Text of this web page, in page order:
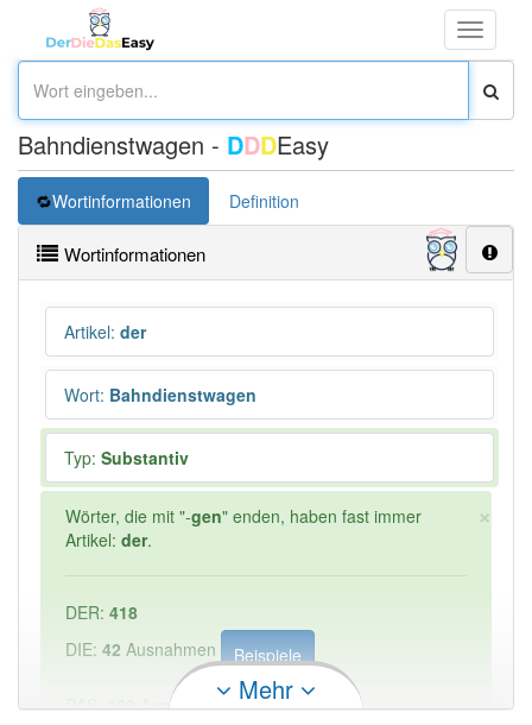
Toggle
Bahndienstwagen - DDDEasy
Wortinformationen Definition
Wortinformationen
Artikel: der
Wort: Bahndienstwagen
Typ: Substantiv
×
Wörter, die mit "-gen" enden, haben fast immer
Artikel: der.
DER: 418
DIE: 42 Ausnahmen Beispiele
DAS:198Ausnahmen Beispiele
Mehr